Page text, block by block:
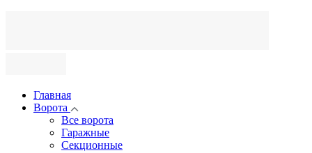
Главная
Ворота
Все ворота
Гаражные
Секционные